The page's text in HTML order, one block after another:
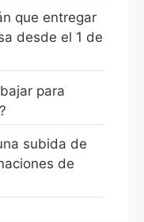
que entregar
desde el 1 de
para
subida de
de